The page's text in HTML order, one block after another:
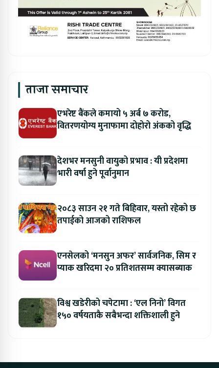
ताजा समाचार
एभरेष्ट बैंकले कमायो ५ अर्ब ७ करोड,
वितरणयोग्य मुनाफामा दोहोरो अंकको वृद्धि
देशभर मनसुनी वायुको प्रभाव : यी प्रदेशमा
भारी वर्षा हुने पूर्वानुमान
२०८३ साउन २१ गते बिहिवार, यस्तो रहेको छ
तपाईको आजको राशिफल
एनसेलको ‘मनसुन अफर’ सार्वजनिक, सिम र
प्याक खरिदमा २० प्रतिशतसम्म क्यासब्याक
विश्व खडेरीको चपेटामा : ‘एल निनो’ विगत
१५० वर्षयताकै सबैभन्दा शक्तिशाली हुने